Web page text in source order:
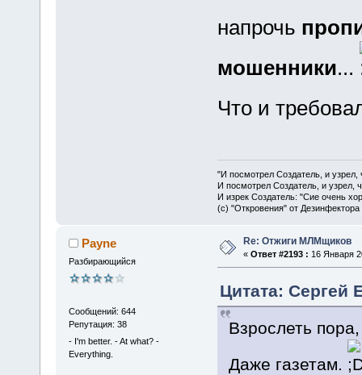
напрочь
мошенники...
Что и
"И посмотрел Создатель, и
И посмотрел Создатель, и узрел,
И изрек Создатель: "Сие очень
(с) "Откровения" от Дезинфектора
Payne
Разбирающийся
Сообщений: 644
Репутация: 38
- I'm better. - At what? -
Everything.
Re: Отжиги МЛМщиков
« Ответ #2193 : 16 Января
Цитата: Сергей
Взрослеть
Даже газетам.